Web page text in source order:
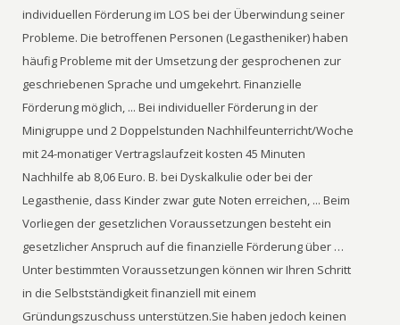
individuellen Förderung im LOS bei der Überwindung seiner
Probleme. Die betroffenen Personen (Legastheniker) haben
häufig Probleme mit der Umsetzung der gesprochenen zur
geschriebenen Sprache und umgekehrt. Finanzielle
Förderung möglich, ... Bei individueller Förderung in der
Minigruppe und 2 Doppelstunden Nachhilfeunterricht/Woche
mit 24-monatiger Vertragslaufzeit kosten 45 Minuten
Nachhilfe ab 8,06 Euro. B. bei Dyskalkulie oder bei der
Legasthenie, dass Kinder zwar gute Noten erreichen, ... Beim
Vorliegen der gesetzlichen Voraussetzungen besteht ein
gesetzlicher Anspruch auf die finanzielle Förderung über …
Unter bestimmten Voraussetzungen können wir Ihren Schritt
in die Selbstständigkeit finanziell mit einem
Gründungszuschuss unterstützen.Sie haben jedoch keinen